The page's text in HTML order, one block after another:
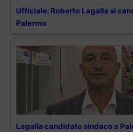
Ufficiale: Roberto Lagalla si
Palermo
Lagalla candidato sindaco a